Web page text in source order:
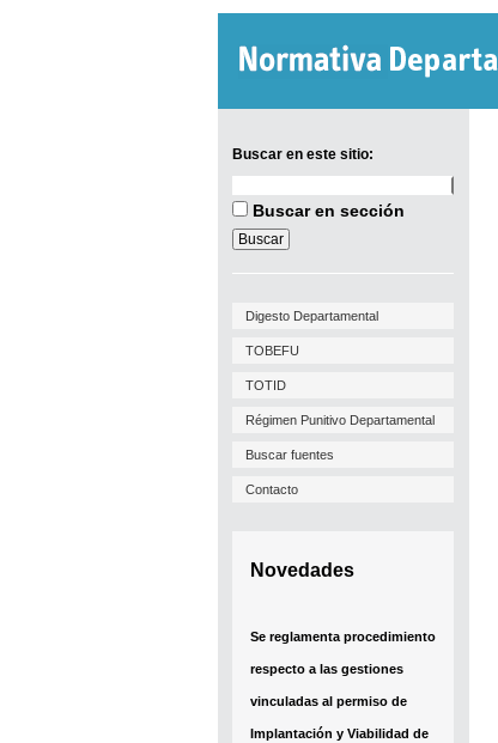
Buscar en este sitio:
en
sitio:
Buscar en sección
Digesto Departamental
TOBEFU
TOTID
Régimen Punitivo Departamental
Buscar fuentes
Contacto
Novedades
Se establece que estarán
exonerados del pago de tasas y
sellados los establecimientos
que soliciten el reconocimiento